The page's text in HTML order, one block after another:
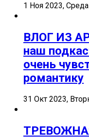
1 Ноя 2023, Среда
ВЛОГ ИЗ
наш
очень
романтику
31 Окт 2023,